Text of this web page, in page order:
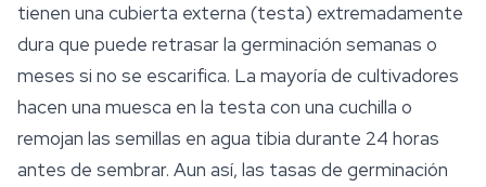
tienen una cubierta externa (testa) extremadamente
dura que puede retrasar la germinación semanas o
meses si no se escarifica. La mayoría de cultivadores
hacen una muesca en la testa con una cuchilla o
remojan las semillas en agua tibia durante 24 horas
antes de sembrar. Aun así, las tasas de germinación